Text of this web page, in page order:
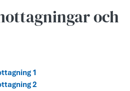
och
1
2